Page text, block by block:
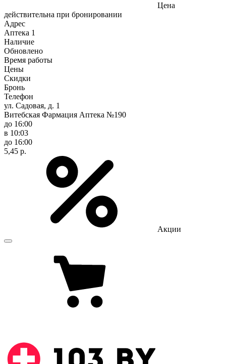
Цена
действительна при бронировании
Адрес
Аптека 1
Наличие
Обновлено
Время работы
Цены
Скидки
Бронь
Телефон
ул. Садовая, д. 1
Витебская Фармация Аптека №190
до 16:00
в 10:03
до 16:00
5,45 р.
Акции